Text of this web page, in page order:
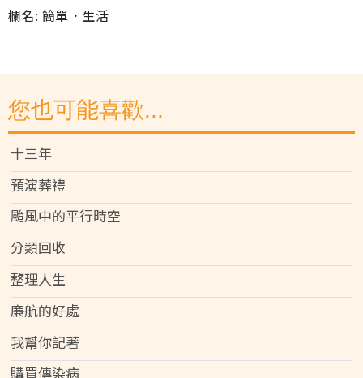
欄名: 簡單．生活
您也可能喜歡...
十三年
預演葬禮
颱風中的平行時空
分類回收
整理人生
廉航的好處
我幫你記著
購買傳染病